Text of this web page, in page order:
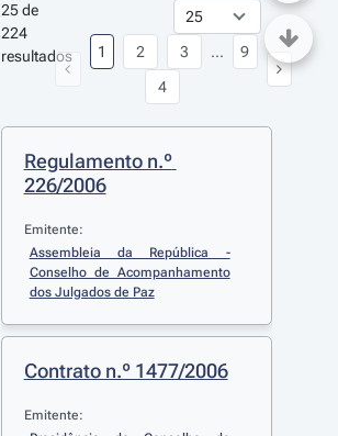
25 de
224
resultados
1 2
3
4
... 9
Regulamento n.º
226/2006
Emitente:
Assembleia da República -
Conselho de Acompanhamento
dos Julgados de Paz
Contrato n.º 1477/2006
Emitente: